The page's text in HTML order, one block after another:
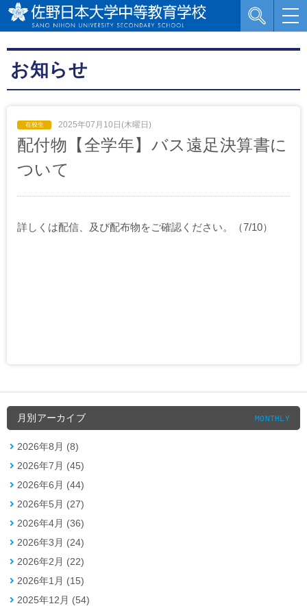
お知らせ
2025年07月10日(木曜日)
配付物【全学年】バス遠足決算書に
ついて
詳しくは配信、及び配布物をご確認ください。 （7/10）
月別アーカイブ MONTHLY
2026年8月 (8)
2026年7月 (45)
2026年6月 (44)
2026年5月 (27)
2026年4月 (36)
2026年3月 (24)
2026年2月 (22)
2026年1月 (15)
2025年12月 (54)